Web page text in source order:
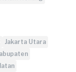
Jakarta Utara